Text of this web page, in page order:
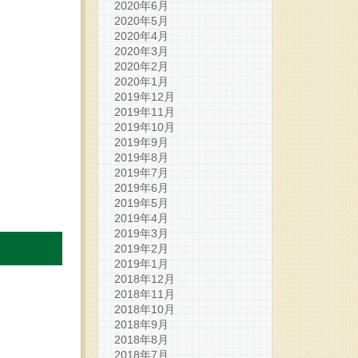
2020年6月
2020年5月
2020年4月
2020年3月
2020年2月
2020年1月
2019年12月
2019年11月
2019年10月
2019年9月
2019年8月
2019年7月
2019年6月
2019年5月
2019年4月
2019年3月
2019年2月
2019年1月
2018年12月
2018年11月
2018年10月
2018年9月
2018年8月
2018年7月